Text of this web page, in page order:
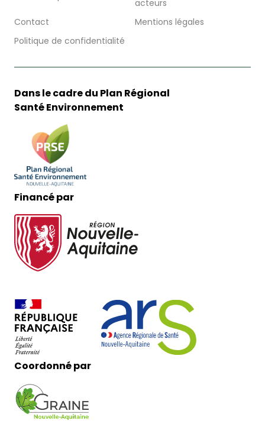
acteurs
Contact
Mentions légales
Politique de confidentialité
Dans le cadre du Plan Régional
Santé Environnement
Financé par
Coordonné par